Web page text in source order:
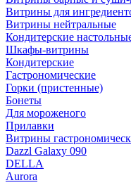
Витрины для
Витрины нейтральные
Кондитерские
Шкафы-витрины
Кондитерские
Гастрономические
Горки (пристенные)
Бонеты
Для мороженого
Прилавки
Витрины
Dazzl Galaxy 090
DELLA
Aurora